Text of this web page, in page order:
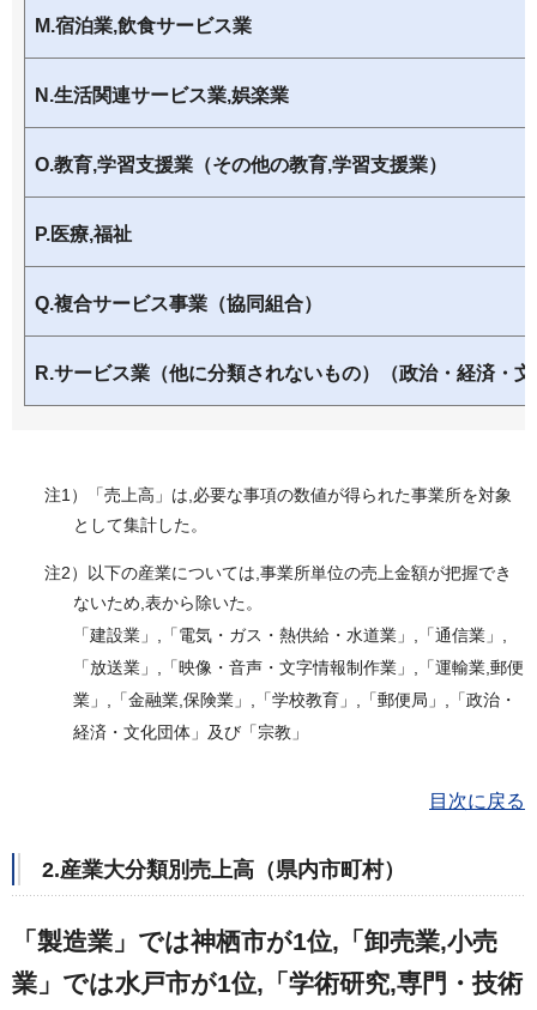
M.宿泊業,飲食サービス業
N.生活関連サービス業,娯楽業
O.教育,学習支援業（その他の教育,学習支援業）
P.医療,福祉
Q.複合サービス事業（協同組合）
R.サービス業（他に分類されないもの）（政治・経済・
注1）「売上高」は,必要な事項の数値が得られた事業所を対象
として集計した。
注2）以下の産業については,事業所単位の売上金額が把握でき
ないため,表から除いた。
「建設業」,「電気・ガス・熱供給・水道業」,「通信業」,
「放送業」,「映像・音声・文字情報制作業」,「運輸業,郵便
業」,「金融業,保険業」,「学校教育」,「郵便局」,「政治・
経済・文化団体」及び「宗教」
目次に戻る
2.産業大分類別売上高（県内市町村）
「製造業」では神栖市が1位,「卸売業,小売
業」では水戸市が1位,「学術研究,専門・技術